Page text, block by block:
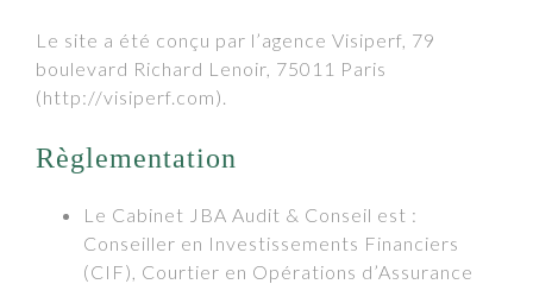
Le site a été conçu par l’agence Visiperf, 79
boulevard Richard Lenoir, 75011 Paris
(http://visiperf.com).
Règlementation
Le Cabinet JBA Audit & Conseil est :
Conseiller en Investissements Financiers
(CIF), Courtier en Opérations d’Assurance